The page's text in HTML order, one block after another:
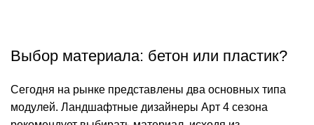
Выбор материала: бетон или пластик?
Сегодня на рынке представлены два основных типа
модулей. Ландшафтные дизайнеры Арт 4 сезона